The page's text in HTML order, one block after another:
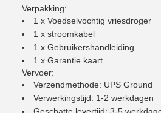
Verpakking:
1 x Voedselvochtig vriesdroger
1 x stroomkabel
1 x Gebruikershandleiding
1 x Garantie kaart
Vervoer:
Verzendmethode: UPS Ground
Verwerkingstijd: 1-2 werkdagen